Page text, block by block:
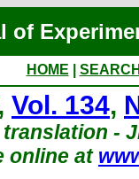
of
HOME
Vol. 134,
-
online at